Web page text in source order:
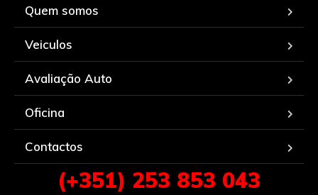
Quem somos
Veiculos
Avaliação Auto
Oficina
Contactos
(+351) 253 853 043